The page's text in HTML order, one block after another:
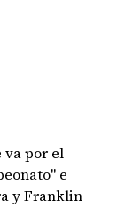
va por el
e
y Franklin